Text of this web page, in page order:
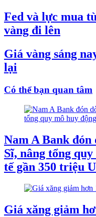
Fed và lực mua
vàng đi lên
Giá vàng sáng
lại
Có thể bạn quan tâm
Nam A Bank
Sĩ, nâng tổng
tế gần 350 triệu
Giá xăng giảm